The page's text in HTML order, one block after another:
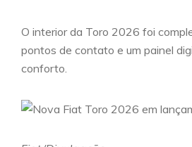
O interior da Toro 2026 foi
pontos de contato e um painel
conforto.